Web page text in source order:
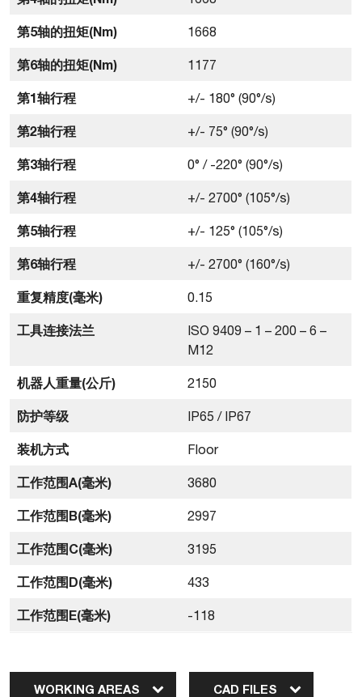
第5轴的扭矩(Nm) 1668
第6轴的扭矩(Nm) 1177
第1轴行程 +/- 180° (90°/s)
第2轴行程 +/- 75° (90°/s)
第3轴行程 0° / -220° (90°/s)
第4轴行程 +/- 2700° (105°/s)
第5轴行程 +/- 125° (105°/s)
第6轴行程 +/- 2700° (160°/s)
重复精度(毫米) 0.15
工具连接法兰
ISO 9409 – 1 – 200 – 6 –
M12
机器人重量(公斤) 2150
防护等级 IP65 / IP67
装机方式 Floor
工作范围A(毫米) 3680
工作范围B(毫米) 2997
工作范围C(毫米) 3195
工作范围D(毫米) 433
工作范围E(毫米) -118
WORKING AREAS CAD FILES